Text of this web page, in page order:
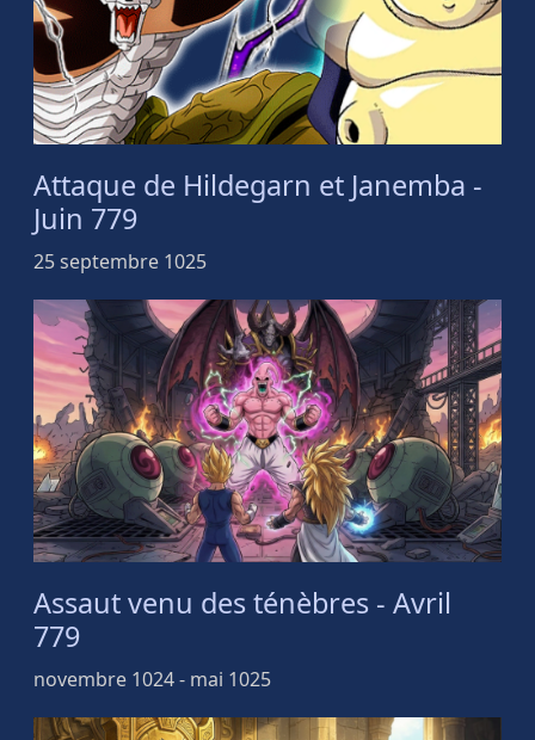
Attaque de Hildegarn et Janemba -
Juin 779
25 septembre 1025
Assaut venu des ténèbres - Avril
779
novembre 1024 - mai 1025